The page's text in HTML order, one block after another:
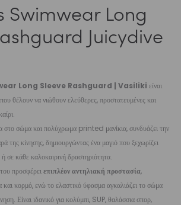
Swimwear Long
Juicydive
Long Sleeve Rashguard | Vasiliki είναι
θέλουν να νιώθουν ελεύθερες, προστατευμένες και
στο σώμα και πολύχρωμα printed μανίκια, συνδυάζει την
της κίνησης, δημιουργώντας ένα μαγιό που ξεχωρίζει
σε κάθε καλοκαιρινή δραστηριότητα.
προσφέρειεπιπλέον αντηλιακή προστασία,
και κορμό, ενώ το ελαστικό ύφασμα αγκαλιάζει το σώμα
Είναι ιδανικό για κολύμπι, SUP, θαλάσσια σπορ,